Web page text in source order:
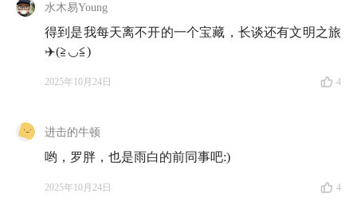
🌐 知行小酒馆公告牌
在入场投资之前，一定一定：
备用金
有知有行在更新到 2.0 版本后，已经支持了单只基金交
水木易Young
得到是我每天离不开的一个宝藏，长谈还有文明之旅
✈️(≧◡≦)
2025年10月24日 4
进击的牛顿
哟，罗胖，也是雨白的前同事吧:)
2025年10月24日 4